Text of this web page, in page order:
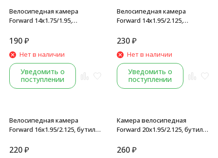
Велосипедная камера
Forward 14x1.75/1.95,
190₽
Нет в наличии
Уведомить о
поступлении
Велосипедная камера
Forward 14x1.95/2.125,
бутиловая, (Wanda)
230₽
Нет в наличии
Уведомить о
поступлении
Велосипедная камера
Forward 16x1.95/2.125, бутил,
инд. упаковка
220₽
Камера велосипедная
Forward 20x1.95/2.125, бутил,
260₽